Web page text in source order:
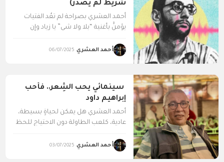
شريط لم يصدر)
أحمد العشري بصراحة لم تعُد الفتيات
يؤمنَّ بأغنية “بلا ولا شي” يا زياد وإن
أحمد العشري 06/07/2025
سينمائي يحب الشِعر.. فأحب
إبراهيم داود
أحمد العشري هل يمكن لحياةٍ بسيطة،
عادية، كلعب الطاولة دون الاحتياج للحظ
أحمد العشري 03/07/2025